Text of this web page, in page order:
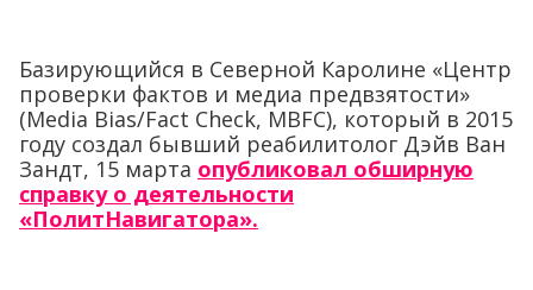
Базирующийся в Северной Каролине «Центр
проверки фактов и медиа предвзятости»
(Media Bias/Fact Check, MBFC), который в 2015
году создал бывший реабилитолог Дэйв Ван
Зандт, 15 марта опубликовал обширную
справку о деятельности
«ПолитНавигатора».